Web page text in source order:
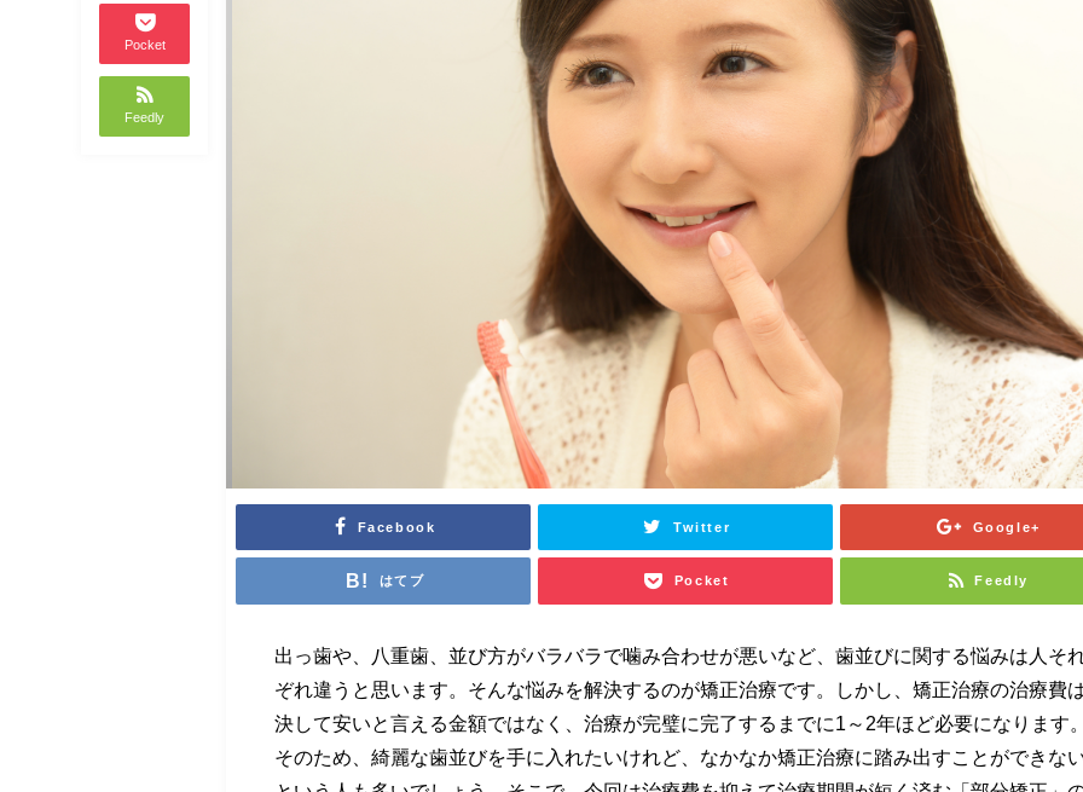
Pocket
Feedly
Facebook Twitter Google+
はてブ Pocket Feedly
出っ歯や、八重歯、並び方がバラバラで噛み合わせが悪いなど、歯並びに関する悩みは人そ
ぞれ違うと思います。そんな悩みを解決するのが矯正治療です。しかし、矯正治療の治療費
決して安いと言える金額ではなく、治療が完璧に完了するまでに1～2年ほど必要になります。
そのため、綺麗な歯並びを手に入れたいけれど、なかなか矯正治療に踏み出すことができな